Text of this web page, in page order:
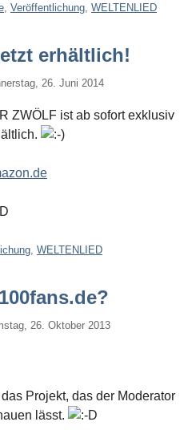
Veröffentlichung WELTENLIED
erhältlich!
26. Juni 2014
ZWÖLF ist ab sofort exklusiv
WELTENLIED
26. Oktober 2013
Projekt, das der Moderator
lässt.